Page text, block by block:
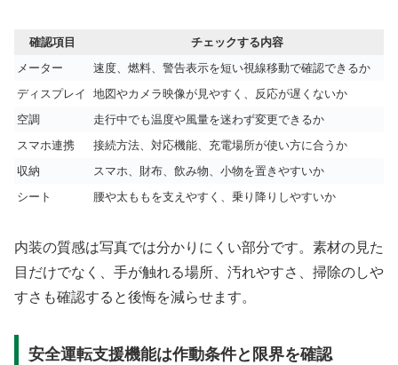
確認項目
チェックする内容
メーター
速度、燃料、警告表示を短い視線移動で確認できるか
ディスプレイ
地図やカメラ映像が見やすく、反応が遅くないか
空調
走行中でも温度や風量を迷わず変更できるか
スマホ連携
接続方法、対応機能、充電場所が使い方に合うか
収納
スマホ、財布、飲み物、小物を置きやすいか
シート
腰や太ももを支えやすく、乗り降りしやすいか
内装の質感は写真では分かりにくい部分です。素材の見た
目だけでなく、手が触れる場所、汚れやすさ、掃除のしや
すさも確認すると後悔を減らせます。
安全運転支援機能は作動条件と限界を確認